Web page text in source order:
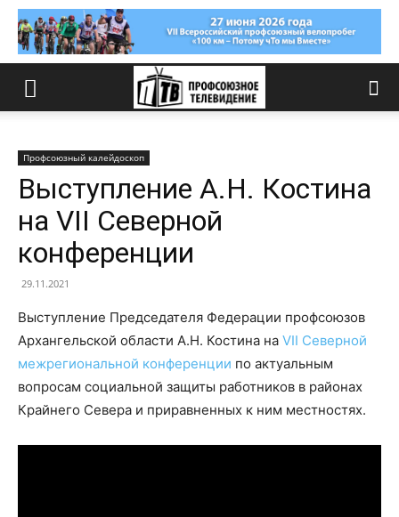
Профсоюзный калейдоскоп
Выступление А.Н. Костина
на VII Северной
конференции
29.11.2021
Выступление Председателя Федерации профсоюзов
Архангельской области А.Н. Костина на VII Северной
межрегиональной конференции по актуальным
вопросам социальной защиты работников в районах
Крайнего Севера и приравненных к ним местностях.